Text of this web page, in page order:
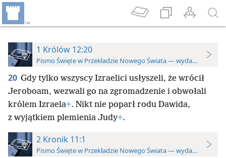
1 Królów 12:20
Pismo Święte w Przekładzie Nowego Świata — wydanie do
20 Gdy tylko wszyscy Izraelici usłyszeli, że wrócił
Jeroboam, wezwali go na zgromadzenie i obwołali
królem Izraela+. Nikt nie poparł rodu Dawida,
z wyjątkiem plemienia Judy+.
2 Kronik 11:1
Pismo Święte w Przekładzie Nowego Świata — wydanie do